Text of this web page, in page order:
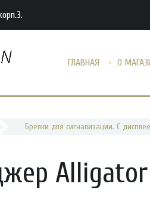
ГЛАВНАЯ О
Брелки для сигнализации. С